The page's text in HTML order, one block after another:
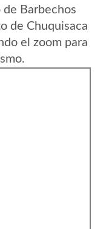
Barbechos
de Chuquisaca
el zoom para